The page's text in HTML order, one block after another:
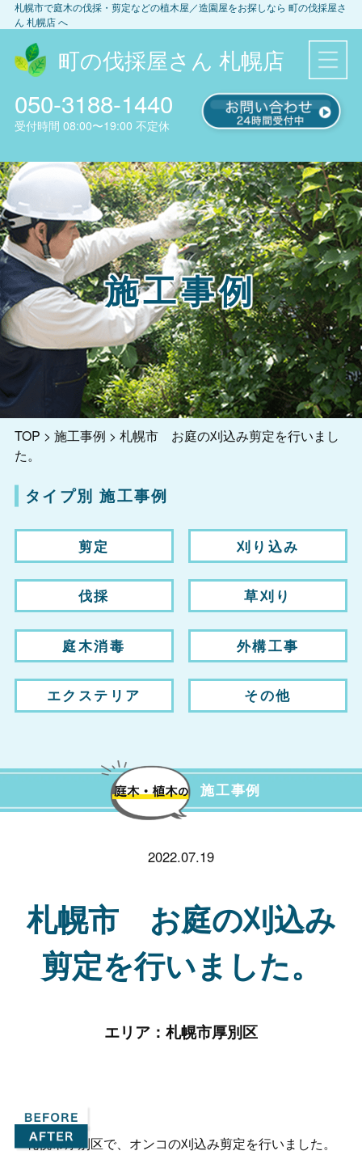
札幌市で庭木の伐採・剪定などの植木屋／造園屋をお探しなら 町の伐採屋さ
ん 札幌店へ
町の伐採屋さん 札幌店
050-3188-1440
受付時間 08:00〜19:00 不定休
施工事例
TOP > 施工事例 > 札幌市 お庭の刈込み剪定を行いまし
た。
タイプ別 施工事例
剪定 刈り込み
伐採 草刈り
庭木消毒 外構工事
エクステリア その他
施工事例
2022.07.19
札幌市 お庭の刈込み
剪定を行いました。
エリア： 札幌市厚別区
札幌市厚別区で、オンコの刈込み剪定を行いました。